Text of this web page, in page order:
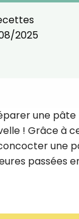
2025
une
! Grâce à
une
passées